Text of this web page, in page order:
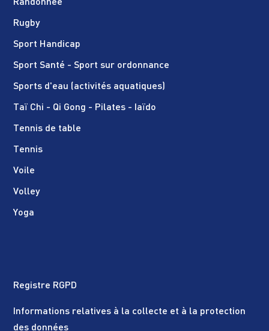
Randonnée
Rugby
Sport Handicap
Sport Santé - Sport sur ordonnance
Sports d'eau (activités aquatiques)
Taï Chi - Qi Gong - Pilates - Iaïdo
Tennis de table
Tennis
Voile
Volley
Yoga
Registre RGPD
Informations relatives à la collecte et à la protection
des données